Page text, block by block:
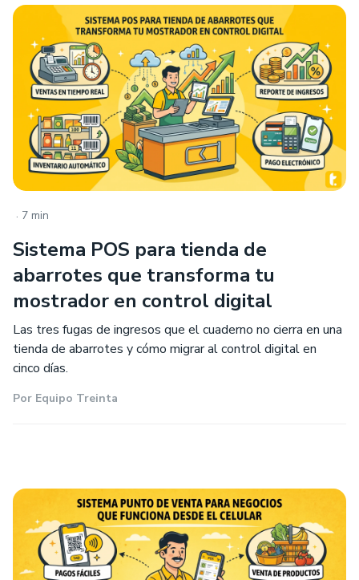
. 7 min
Sistema POS para tienda de
abarrotes que transforma tu
mostrador en control digital
Las tres fugas de ingresos que el cuaderno no cierra en una
tienda de abarrotes y cómo migrar al control digital en
cinco días.
Por Equipo Treinta